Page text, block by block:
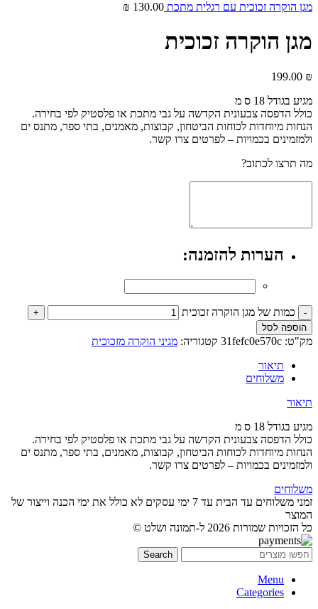
מגן הוקרה זכוכית עם רגלית מתכת 130.00
₪
מגן הוקרה זכוכית
199.00 ₪
מגיע בגודל 18 ס מ
כולל הדפסה צבעונית הקדשה על גבי מתכת או פלסטיק לפי בחירה.
הנחות מיוחדות לכוחות הביטחון, קבוצות, מאמנים, בתי ספר, מתנס ים
ולמזמינים בכמויות – לפרטים צרו קשר.
מה תרצו לכתוב?
הערות להזמנה:
כמות של מגן הוקרה זכוכית
הוספה לסל
מק"ט: 31fefc0e570c קטגוריה: מגיני הוקרה מזכוכית
תיאור
משלוחים
תיאור
מגיע בגודל 18 ס מ
כולל הדפסה צבעונית הקדשה על גבי מתכת או פלסטיק לפי בחירה.
הנחות מיוחדות לכוחות הביטחון, קבוצות, מאמנים, בתי ספר, מתנס ים
ולמזמינים בכמויות – לפרטים צרו קשר.
משלוחים
זמני משלוחים עד הבית עד 7 ימי עסקים לא כולל את ימי הכנה וייצור של
המוצר
כל הזכויות שמורות 2026 ל-תמונה ושלט ©
Search
Menu
Categories